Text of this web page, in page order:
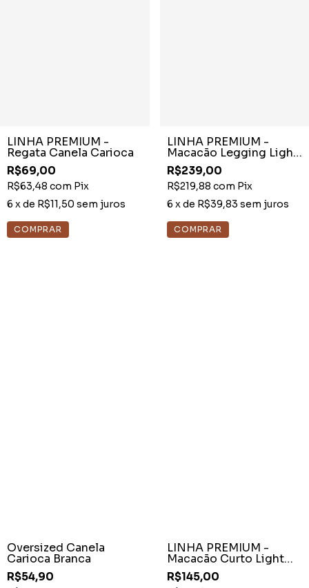
LINHA PREMIUM -
Regata Canela Carioca
R$69,00
R$63,48 com Pix
6 x de R$11,50 sem juros
COMPRAR
LINHA PREMIUM -
Macacão Legging Light
Princesa Marrom
R$239,00
R$219,88 com Pix
6 x de R$39,83 sem juros
Oversized Canela
Carioca Branca
R$54,90
LINHA PREMIUM -
Macacão Curto Light
Gota Preto
R$145,00